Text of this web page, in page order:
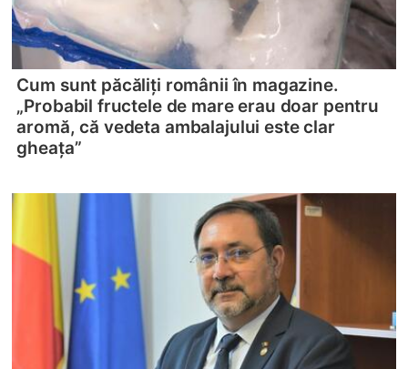
Cum sunt păcăliţi românii în magazine.
„Probabil fructele de mare erau doar pentru
aromă, că vedeta ambalajului este clar
gheața”